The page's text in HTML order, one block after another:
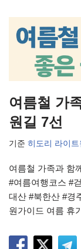
여름철 가
원길 7선
기준 히도리 라이트
여름철 가족과 함
#여름여행코스 #
대산 #북한산 #경
원가이드 여름 휴